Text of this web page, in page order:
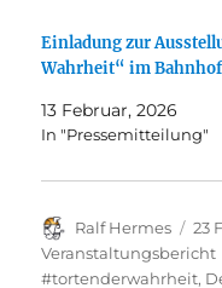
Einladung zur
Wahrheit“ im
13 Februar, 2026
In "Pressemitteilung"
Autor
Ralf Hermes
am
23
Veranstaltungsbericht
#tortenderwahrheit,